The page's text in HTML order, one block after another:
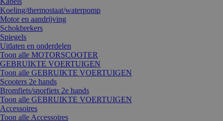
Koeling/thermostaat/waterpomp
Motor en aandrijving
Schokbrekers
Spiegels
Uitlaten en onderdelen
Toon alle MOTORSCOOTER
GEBRUIKTE VOERTUIGEN
Toon alle GEBRUIKTE VOERTUIGEN
Scooters 2e hands
Bromfiets/snorfiets 2e hands
Toon alle GEBRUIKTE VOERTUIGEN
Accessoires
Toon alle Accessoires